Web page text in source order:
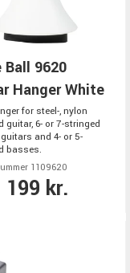
Ball 9620
Hanger White
for steel-, nylon
guitar, 6- or 7-stringed
and 4- or 5-
basses.
1109620
199 kr.